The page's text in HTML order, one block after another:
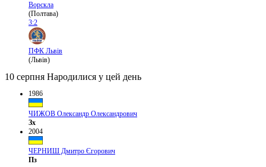
Ворскла
(Полтава)
3:2
ПФК Львів
(Львів)
10 серпня Народилися у цей день
1986
ЧИЖОВ Олександр Олександрович
Зх
2004
ЧЕРНИШ Дмитро Єгорович
Пз